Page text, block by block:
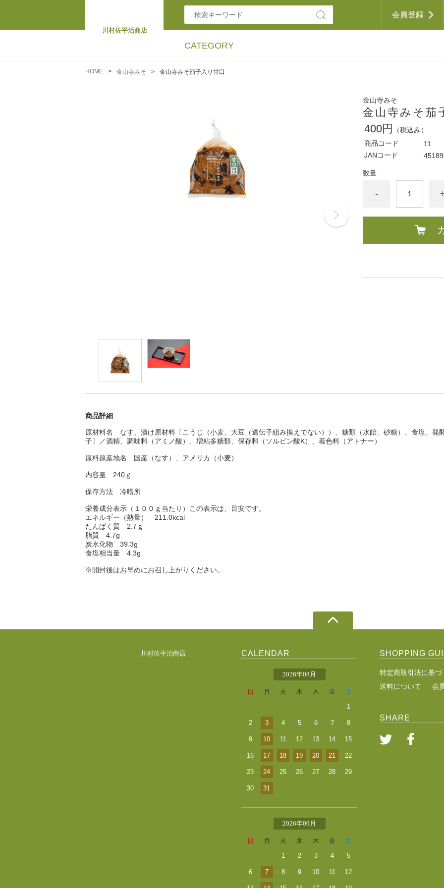
川村佐平治商店
会員登録
CATEGORY
HOME 金山寺みそ 金山寺みそ茄子入り甘口
金山寺みそ
金山寺みそ茄
400円
（税込み）
商品コード
11
JANコード
数量
-
商品詳細
原材料名 なす、漬け原材料〔こうじ（小麦、大豆（遺伝子組み換えでない））、糖類（水飴、砂糖）、食塩、発
子〕／酒精、調味料（アミノ酸）、増粘多糖類、保存料（ソルビン酸K）、着色料（アトナー）
原料原産地名 国産（なす）、アメリカ（小麦）
内容量 240ｇ
保存方法 冷暗所
栄養成分表示（１００ｇ当たり）この表示は、目安です。
エネルギー（熱量） 211.0kcal
たんぱく質 2.7ｇ
脂質 4.7g
炭水化物 39.3g
食塩相当量 4.3g
※開封後はお早めにお召し上がりください。
川村佐平治商店 CALENDAR
2026年08月
日 月 火 水 木 金
土
1
2 3 4 5 6 7 8
9 10 11 12 13 14 15
16 17 18 19 20 21 22
23 24 25 26 27 28 29
30 31
2026年09月
日 月 火 水 木 金
土
1
2 3 4 5
6 7 8 9 10 11 12
SHOPPING
特定商取引法に基づ
送料について
会
SHARE